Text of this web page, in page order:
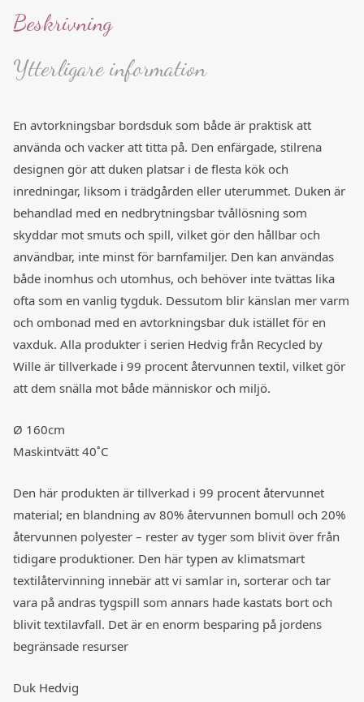
Beskrivning
Ytterligare information
En avtorkningsbar bordsduk som både är praktisk att
använda och vacker att titta på. Den enfärgade, stilrena
designen gör att duken platsar i de flesta kök och
inredningar, liksom i trädgården eller uterummet. Duken är
behandlad med en nedbrytningsbar tvållösning som
skyddar mot smuts och spill, vilket gör den hållbar och
användbar, inte minst för barnfamiljer. Den kan användas
både inomhus och utomhus, och behöver inte tvättas lika
ofta som en vanlig tygduk. Dessutom blir känslan mer varm
och ombonad med en avtorkningsbar duk istället för en
vaxduk. Alla produkter i serien Hedvig från Recycled by
Wille är tillverkade i 99 procent återvunnen textil, vilket gör
att dem snälla mot både människor och miljö.
Ø 160cm
Maskintvätt 40˚C
Den här produkten är tillverkad i 99 procent återvunnet
material; en blandning av 80% återvunnen bomull och 20%
återvunnen polyester – rester av tyger som blivit över från
tidigare produktioner. Den här typen av klimatsmart
textilåtervinning innebär att vi samlar in, sorterar och tar
vara på andras tygspill som annars hade kastats bort och
blivit textilavfall. Det är en enorm besparing på jordens
begränsade resurser
Duk Hedvig